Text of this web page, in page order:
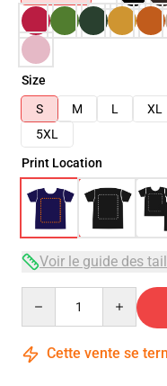
Size
S
M L XL
5XL
Print Location
Voir le guide des
Cette vente se